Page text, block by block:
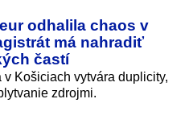
odhalila chaos v
má nahradiť
častí
Košiciach vytvára duplicity,
zdrojmi.